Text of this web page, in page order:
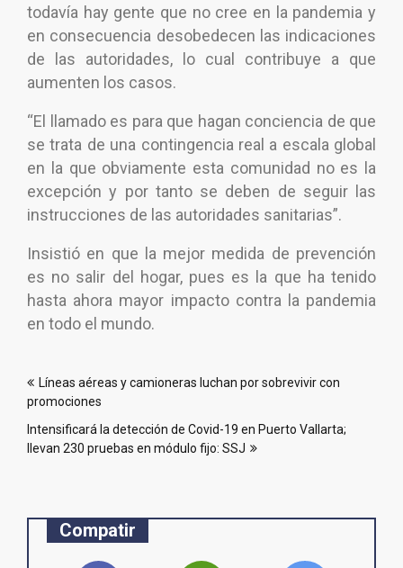
todavía hay gente que no cree en la pandemia y
en consecuencia desobedecen las indicaciones
de las autoridades, lo cual contribuye a que
aumenten los casos.
“El llamado es para que hagan conciencia de que
se trata de una contingencia real a escala global
en la que obviamente esta comunidad no es la
excepción y por tanto se deben de seguir las
instrucciones de las autoridades sanitarias”.
Insistió en que la mejor medida de prevención
es no salir del hogar, pues es la que ha tenido
hasta ahora mayor impacto contra la pandemia
en todo el mundo.
de
entradas
Líneas aéreas y camioneras luchan por sobrevivir con
promociones
Intensificará la detección de Covid-19 en Puerto Vallarta;
llevan 230 pruebas en módulo fijo: SSJ
Compatir